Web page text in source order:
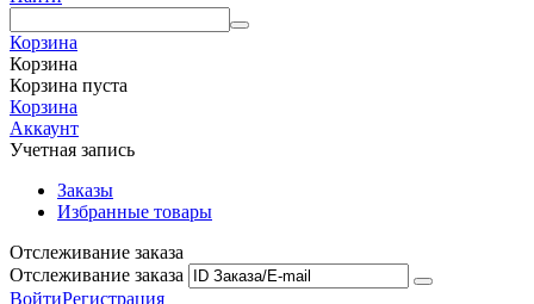
Корзина
Корзина
Корзина пуста
Корзина
Аккаунт
Учетная запись
Заказы
Избранные товары
Отслеживание заказа
Отслеживание заказа
ВойтиРегистрация